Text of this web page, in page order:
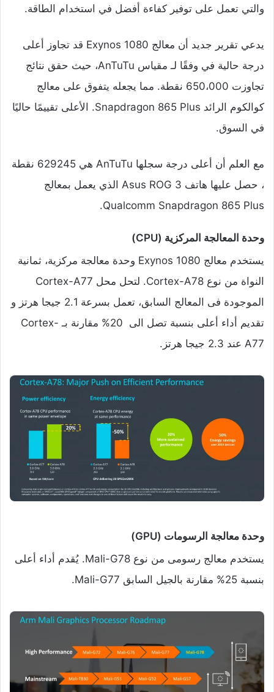
والتي تعمل على توفير كفاءة أفضل في استخدام الطاقة.
يدعي تقرير جديد أن معالج Exynos 1080 قد تجاوز أعلى
درجة حالية في وفقًا لـ مقياس AnTuTu، حيث حقق نتائج
تجاوزت 650،000 نقطة. مما يجعله يتفوق على معالج
كوالكوم الرائد Snapdragon 865 Plus. الأعلى تقييمًا حاليًا
في السوق.
مع العلم أن أعلى درجة سجلها AnTuTu هي 629245 نقطة
، حصل عليها هاتف Asus ROG 3 الذي يعمل بمعالج
Qualcomm Snapdragon 865 Plus.
وحدة المعالجة المركزية (CPU)
يستخدم معالج Exynos 1080 وحدة معالجة مركزية، ثمانية
النواة من نوع Cortex-A78. لتحل محل Cortex-A77
الموجودة فى المعالج السابق، تعمل بسرعة 2.1 جيجا هرتز و
تقديم أداء أعلى بنسبة تصل الى 20% مقارنة بـ Cortex-
A77 عند 2.3 جيجا هرتز.
وحدة معالجة الرسومات (GPU)
يستخدم معالج رسومى من نوع Mali-G78. يُقدم أداء أعلى
بنسبة 25% مقارنة بالجيل السابق Mali-G77.